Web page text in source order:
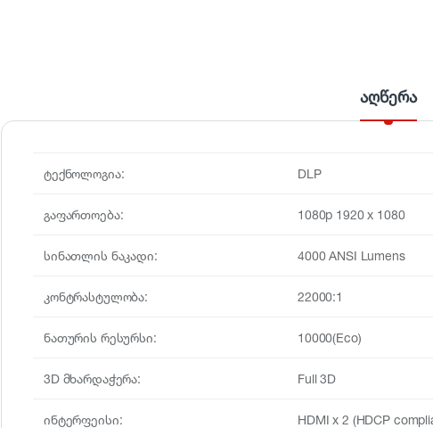
აღწერა
ტექნოლოგია: DLP
გაფართოება: 1080p 1920 x 1080
სინათლის ნაკადი: 4000 ANSI Lumens
კონტრასტულობა: 22000:1
ნათურის რესურსი: 10000(Eco)
3D მხარდაჭერა: Full 3D
ინტერფეისი: HDMI x 2 (HDCP